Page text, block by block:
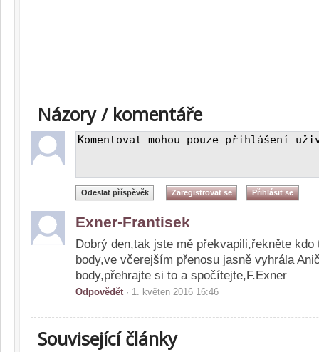
Názory / komentáře
Exner-Frantisek
Dobrý den,tak jste mě překvapili,řekněte
body,ve včerejším přenosu jasně vyhrála
body,přehrajte si to a spočítejte,F.Exner
Odpovědět· 1. květen 2016 16:46
Související články